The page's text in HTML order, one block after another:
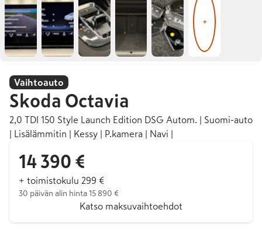
+
Vaihtoauto
Skoda Octavia
2,0 TDI 150 Style Launch Edition DSG Autom. | Suomi-auto
| Lisälämmitin | Kessy | P.kamera | Navi |
14 390 €
+ toimistokulu 299 €
30 päivän alin hinta 15 890 €
Katso maksuvaihtoehdot